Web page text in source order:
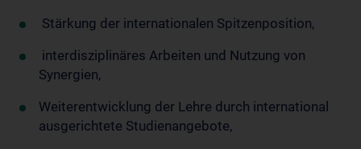
Stärkung der internationalen Spitzenposition,
interdisziplinäres Arbeiten und Nutzung von
Synergien,
Weiterentwicklung der Lehre durch international
ausgerichtete Studienangebote,